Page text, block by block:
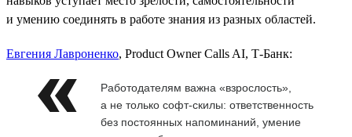
и умению соединять в работе знания из разных областей.
Евгения Лавроненко, Product Owner Calls AI, Т-Банк:
Работодателям важна «взрослость»,
а не только софт-скилы: ответственность
без постоянных напоминаний, умение